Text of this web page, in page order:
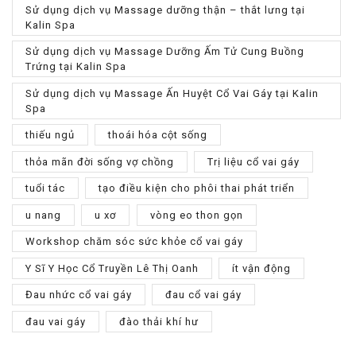
Sử dụng dịch vụ Massage dưỡng thận – thắt lưng tại
Kalin Spa
Sử dụng dịch vụ Massage Dưỡng Ấm Tử Cung Buồng
Trứng tại Kalin Spa
Sử dụng dịch vụ Massage Ấn Huyệt Cổ Vai Gáy tại Kalin
Spa
thiếu ngủ thoái hóa cột sống
thỏa mãn đời sống vợ chồng Trị liệu cổ vai gáy
tuổi tác tạo điều kiện cho phôi thai phát triển
u nang u xơ vòng eo thon gọn
Workshop chăm sóc sức khỏe cổ vai gáy
Y Sĩ Y Học Cổ Truyền Lê Thị Oanh ít vận động
Đau nhức cổ vai gáy đau cổ vai gáy
đau vai gáy đào thải khí hư